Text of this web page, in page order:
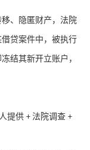
、隐匿财产，法院
贷案件中，被执行
结其新开立账户，
提供 + 法院调查 +